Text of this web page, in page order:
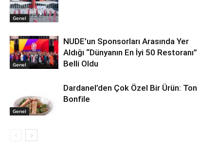
Genel
Genel
NUDE’un Sponsorları Arasında Yer
Aldığı “Dünyanın En İyi 50 Restoranı”
Belli Oldu
Genel
Dardanel’den Çok Özel Bir Ürün: Ton
Bonfile